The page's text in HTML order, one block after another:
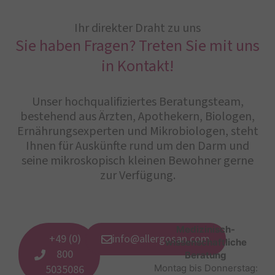
Ihr direkter Draht zu uns
Sie haben Fragen? Treten Sie mit uns
in Kontakt!
Unser hochqualifiziertes Beratungsteam,
bestehend aus Ärzten, Apothekern, Biologen,
Ernährungsexperten und Mikrobiologen, steht
Ihnen für Auskünfte rund um den Darm und
seine mikroskopisch kleinen Bewohner gerne
zur Verfügung.
+49 (0)
800
5035086
info@allergosan.com
Medizinisch-
wissenschaftliche
Beratung
Montag bis Donnerstag: